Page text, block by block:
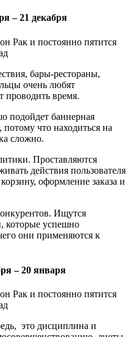
– 21 декабря
бары-рестораны,
очень любят
проводить время.
подойдет баннерная
что находиться на
сложно.
Проставляются
действия пользователя
оформление заказа и
Ищутся
которые успешно
они применяются к
– 20 января
это дисциплина и